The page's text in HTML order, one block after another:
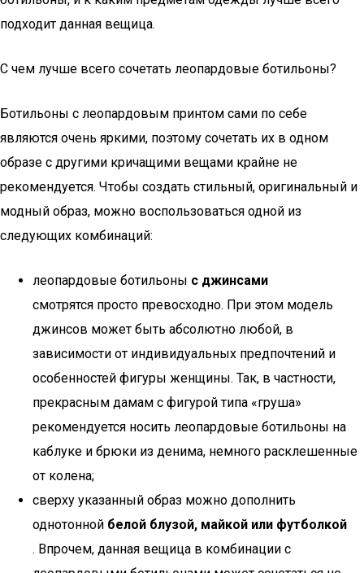
подходит данная вещица.
С чем лучше всего сочетать леопардовые ботильоны?
Ботильоны с леопардовым принтом сами по себе
являются очень яркими, поэтому сочетать их в одном
образе с другими кричащими вещами крайне не
рекомендуется. Чтобы создать стильный, оригинальный и
модный образ, можно воспользоваться одной из
следующих комбинаций:
леопардовые ботильоны с джинсами
смотрятся просто превосходно. При этом модель
джинсов может быть абсолютно любой, в
зависимости от индивидуальных предпочтений и
особенностей фигуры женщины. Так, в частности,
прекрасным дамам с фигурой типа «груша»
рекомендуется носить леопардовые ботильоны на
каблуке и брюки из денима, немного расклешенные
от колена;
сверху указанный образ можно дополнить
однотонной белой блузой, майкой или футболкой
. Впрочем, данная вещица в комбинации с